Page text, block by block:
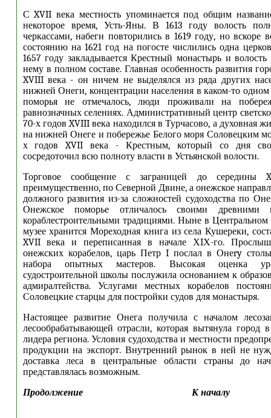
С XVII века местность упоминается под общим
некоторое время, Усть-Яны. В 1613 году волость
черкассами, набеги повторились в 1619 году, но вскоре
состоянию на 1621 год на погосте числились одна
1657 году закладывается Крестный монастырь и
нему в полном составе. Главная особенность развития
XVIII века - он ничем не выделялся из ряда других
нижней Онеги, концентрации населения в каком-то
поморья не отмечалось, люди проживали на
равнозначных селениях. Административный центр
70-х годов XVIII века находился в Турчасово, а духовная
на нижней Онеге и побережье Белого моря Соловецким
х годов XVII века - Крестным, который со дня
сосредоточил всю полноту власти в Устьянской волости.
Торговое сообщение с заграницей до середины
преимущественно, по Северной Двине, а онежское
должного развития из-за сложностей судоходства по
Онежское поморье отличалось своими древними
кораблестроительными традициями. Ныне в
музее хранится Мореходная книга из села Кушереки,
XVII века и переписанная в начале ХIХ-го.
онежских корабелов, царь Петр Iпослал в Онеry
набора опытных мастеров. Высокая оценка
судостроительной школы послужила основанием к
адмиралтейства. Услугами местных корабелов
Соловецкие старцы для постройки судов для монастыря.
Настоящее развитие Онега получила с началом
лесообрабатывающей отрасли, которая вытянула город
лидера региона. Условия судоходства и местности
продукции на экспорт. Внутренний рынок в ней не
доставка леса в центральные области страны до
представлялась возможным.
Продолжение
К началу